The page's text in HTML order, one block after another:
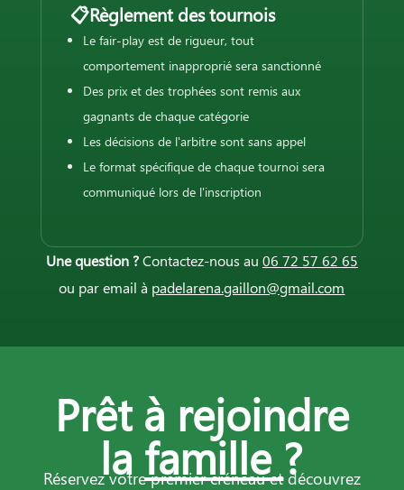
📋Règlement des tournois
Le fair-play est de rigueur, tout
comportement inapproprié sera sanctionné
Des prix et des trophées sont remis aux
gagnants de chaque catégorie
Les décisions de l'arbitre sont sans appel
Le format spécifique de chaque tournoi sera
communiqué lors de l'inscription
Une question ?Contactez-nous au 06 72 57 62 65
ou par email à padelarena.gaillon@gmail.com
Prêt à rejoindre
la famille ?
Réservez votre premier créneau et découvrez